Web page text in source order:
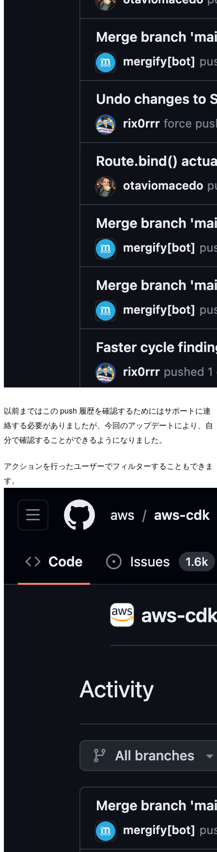
以前まではこの push 履歴を確認するためにはサポートに連
絡する必要がありましたが、今回のアップデートにより、自
分で確認することができるようになりました。
アクションを行ったユーザーでフィルターすることもできま
す。